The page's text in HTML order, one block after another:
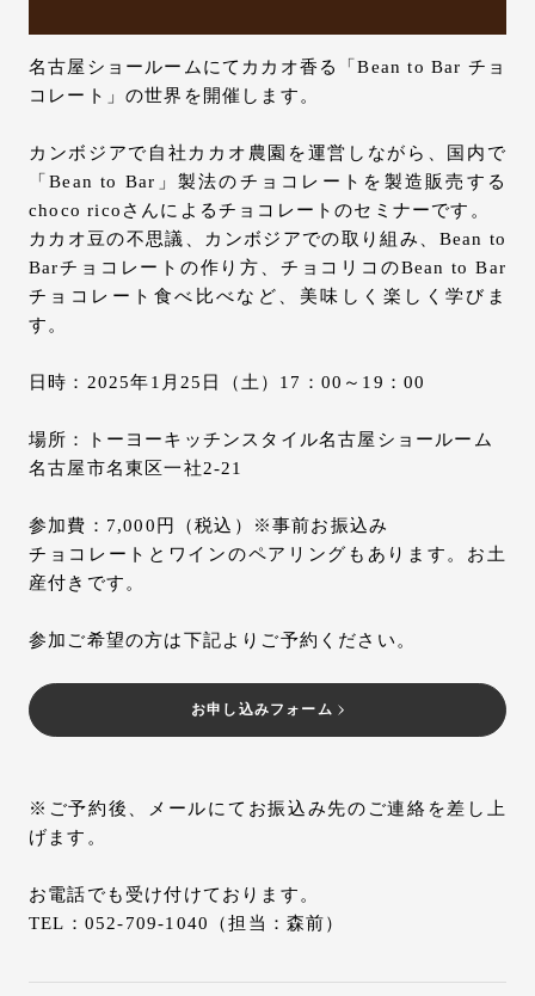
名古屋ショールームにてカカオ香る「Bean to Bar チョ
コレート」の世界を開催します。
カンボジアで自社カカオ農園を運営しながら、国内で
「Bean to Bar」製法のチョコレートを製造販売する
choco ricoさんによるチョコレートのセミナーです。
カカオ豆の不思議、カンボジアでの取り組み、Bean to
Barチョコレートの作り方、チョコリコのBean to Bar
チョコレート食べ比べなど、美味しく楽しく学びま
す。
日時：2025年1月25日（土）17：00～19：00
場所：トーヨーキッチンスタイル名古屋ショールーム
名古屋市名東区一社2-21
参加費：7,000円（税込）※事前お振込み
チョコレートとワインのペアリングもあります。お土
産付きです。
参加ご希望の方は下記よりご予約ください。
お申し込みフォーム
※ご予約後、メールにてお振込み先のご連絡を差し上
げます。
お電話でも受け付けております。
TEL：052-709-1040（担当：森前）